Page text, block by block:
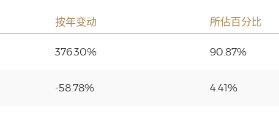
按年变动 所佔百分比
376.30% 90.87%
-58.78% 4.41%